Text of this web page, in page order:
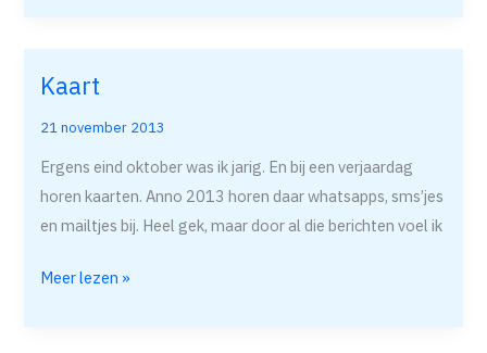
Kaart
21 november 2013
Ergens eind oktober was ik jarig. En bij een verjaardag
horen kaarten. Anno 2013 horen daar whatsapps, sms’jes
en mailtjes bij. Heel gek, maar door al die berichten voel ik
Kaart
Meer lezen »